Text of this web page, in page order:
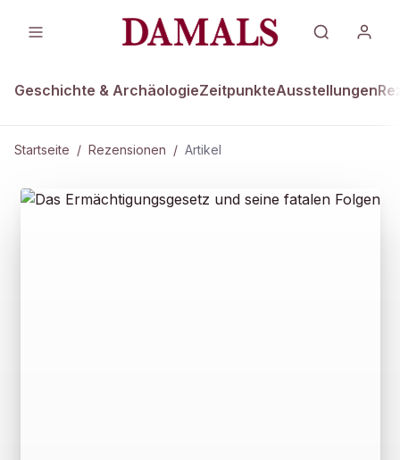
Geschichte & ArchäologieZeitpunkteAusstellungen
Startseite / Rezensionen / Artikel